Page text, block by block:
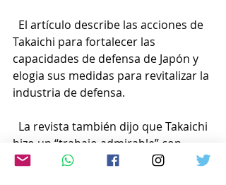
El artículo describe las acciones de
Takaichi para fortalecer las
capacidades de defensa de Japón y
elogia sus medidas para revitalizar la
industria de defensa.
La revista también dijo que Takaichi
hizo un “trabajo admirable” con
respecto a la relación que ha